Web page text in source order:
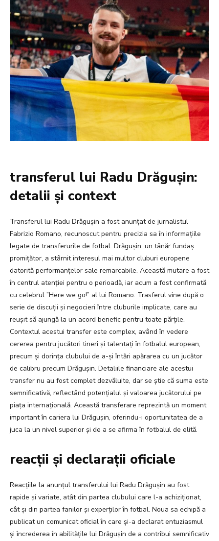
transferul lui Radu Drăgușin:
detalii și context
Transferul lui Radu Drăgușin a fost anunțat de jurnalistul
Fabrizio Romano, recunoscut pentru precizia sa în informațiile
legate de transferurile de fotbal. Drăgușin, un tânăr fundaș
promițător, a stârnit interesul mai multor cluburi europene
datorită performanțelor sale remarcabile. Această mutare a fost
în centrul atenției pentru o perioadă, iar acum a fost confirmată
cu celebrul ”Here we go!” al lui Romano. Trasferul vine după o
serie de discuții și negocieri între cluburile implicate, care au
reușit să ajungă la un acord benefic pentru toate părțile.
Contextul acestui transfer este complex, având în vedere
cererea pentru jucători tineri și talentați în fotbalul european,
precum și dorința clubului de a-și întări apărarea cu un jucător
de calibru precum Drăgușin. Detaliile financiare ale acestui
transfer nu au fost complet dezvăluite, dar se știe că suma este
semnificativă, reflectând potențialul și valoarea jucătorului pe
piața internațională. Această transferare reprezintă un moment
important în cariera lui Drăgușin, oferindu-i oportunitatea de a
juca la un nivel superior și de a se afirma în fotbalul de elită.
reacții și declarații oficiale
Reacțiile la anunțul transferului lui Radu Drăgușin au fost
rapide și variate, atât din partea clubului care l-a achiziționat,
cât și din partea fanilor și experților în fotbal. Noua sa echipă a
publicat un comunicat oficial în care și-a declarat entuziasmul
și încrederea în abilitățile lui Drăgușin de a contribui semnificativ